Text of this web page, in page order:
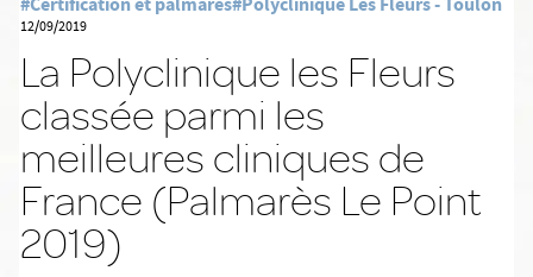
12/09/2019
La Polyclinique les Fleurs
classée parmi les
meilleures cliniques de
France (Palmarès Le Point
2019)